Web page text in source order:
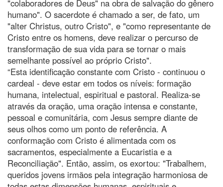
"colaboradores de Deus" na obra de salvação do gênero
humano". O sacerdote é chamado a ser, de fato, um
"alter Christus, outro Cristo", e "como representante de
Cristo entre os homens, deve realizar o percurso de
transformação de sua vida para se tornar o mais
semelhante possível ao próprio Cristo".
“Esta identificação constante com Cristo - continuou o
cardeal - deve estar em todos os níveis: formação
humana, intelectual, espiritual e pastoral. Realiza-se
através da oração, uma oração intensa e constante,
pessoal e comunitária, com Jesus sempre diante de
seus olhos como um ponto de referência. A
conformação com Cristo é alimentada com os
sacramentos, especialmente a Eucaristia e a
Reconciliação". Então, assim, os exortou: "Trabalhem,
queridos jovens irmãos pela integração harmoniosa de